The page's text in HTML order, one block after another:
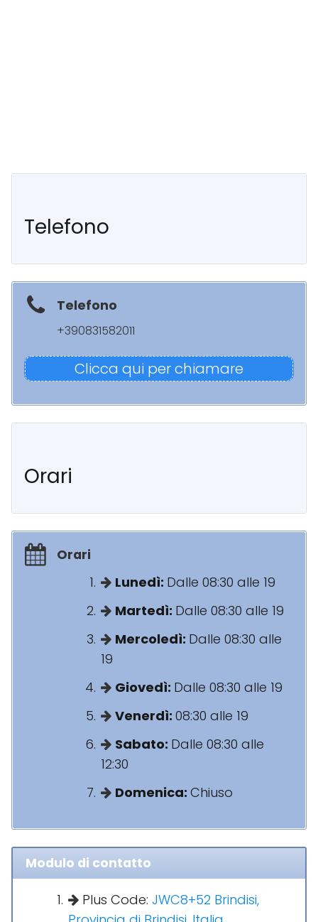
Telefono
Telefono
+390831582011
Clicca qui per chiamare
Orari
Orari
Lunedì: Dalle 08:30 alle 19
Martedì: Dalle 08:30 alle 19
Mercoledì: Dalle 08:30 alle
19
Giovedì: Dalle 08:30 alle 19
Venerdì: 08:30 alle 19
Sabato: Dalle 08:30 alle
12:30
Domenica: Chiuso
Modulo di contatto
Plus Code: JWC8+52 Brindisi,